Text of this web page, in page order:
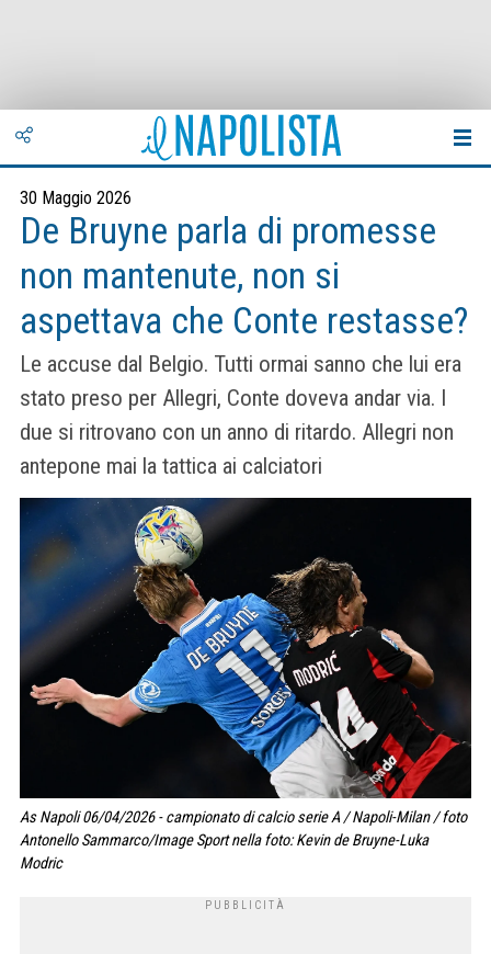
30 Maggio 2026
De Bruyne parla di promesse
non mantenute, non si
aspettava che Conte restasse?
Le accuse dal Belgio. Tutti ormai sanno che lui era
stato preso per Allegri, Conte doveva andar via. I
due si ritrovano con un anno di ritardo. Allegri non
antepone mai la tattica ai calciatori
As Napoli 06/04/2026 - campionato di calcio serie A / Napoli-Milan / foto
Antonello Sammarco/Image Sport nella foto: Kevin de Bruyne-Luka
Modric